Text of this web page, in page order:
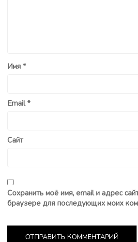
Имя *
Email*
Сайт
Сохранить моё имя, email и адрес
браузере для последующих моих